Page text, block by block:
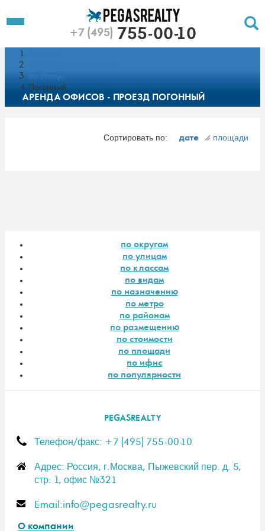
Toggle
Push
+7 (495) 755-00-10
Погонный
АРЕНДА ОФИСОВ - ПРОЕЗД ПОГОННЫЙ
Сортировать по: дате площади
по округам
по улицам
по классам
по видам
по назначению
по метро
по районам
по размещению
по стоимости
по площади
по ифнс
по популярности
PEGASREALTY
Телефон/факс: +7 (495) 755-00-10
Адрес: Россия, г.Москва, Пыжевский пер. д. 5,
стр. 1, офис №321
E-mail:info@pegasrealty.ru
О компании